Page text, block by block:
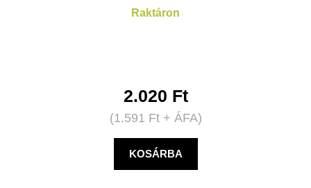
Raktáron
2.020 Ft
(1.591 Ft+ ÁFA)
KOSÁRBA